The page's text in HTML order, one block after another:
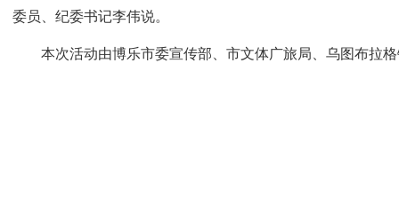
委员、纪委书记李伟说。
本次活动由博乐市委宣传部、市文体广旅局、乌图布拉格